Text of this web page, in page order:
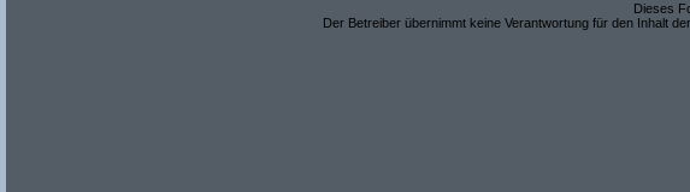
Dieses
Der Betreiber übernimmt keine Verantwortung für den Inhalt